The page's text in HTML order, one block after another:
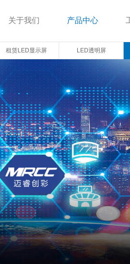
关于我们 产品中心
租赁LED显示屏 LED透明屏